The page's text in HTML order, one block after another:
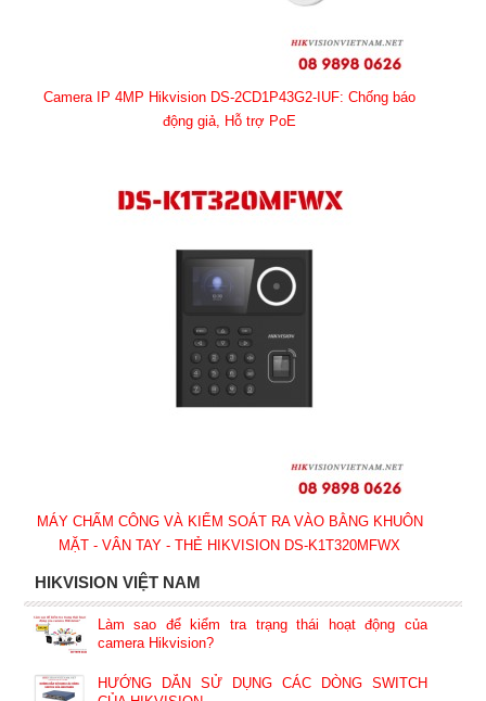
Camera IP 4MP Hikvision DS-2CD1P43G2-IUF: Chống báo
động giả, Hỗ trợ PoE
MÁY CHẤM CÔNG VÀ KIỂM SOÁT RA VÀO BẰNG KHUÔN
MẶT - VÂN TAY - THẺ HIKVISION DS-K1T320MFWX
HIKVISION VIỆT NAM
Làm sao để kiểm tra trạng thái hoạt động của
camera Hikvision?
HƯỚNG DẪN SỬ DỤNG CÁC DÒNG SWITCH